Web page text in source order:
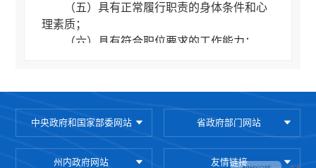
（五）具有正常履行职责的身体条件和心
理素质；
（六）具有符合职位要求的工作能力；
条件。具体职位要求详见《云南省2023年度考
试录用公务员招考简章》（以下简称《招考简
章》）。
还应具备相应的报考资格条件，详见《云南省
中央政府和国家部委网站 省政府部门网站
州内政府网站 友情链接